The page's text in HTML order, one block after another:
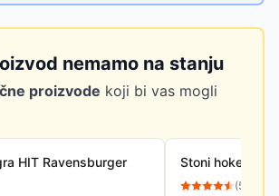
nemamo na stanju
proizvode koji bi vas mogli
HIT Ravensburger
Stoni hokej
(58